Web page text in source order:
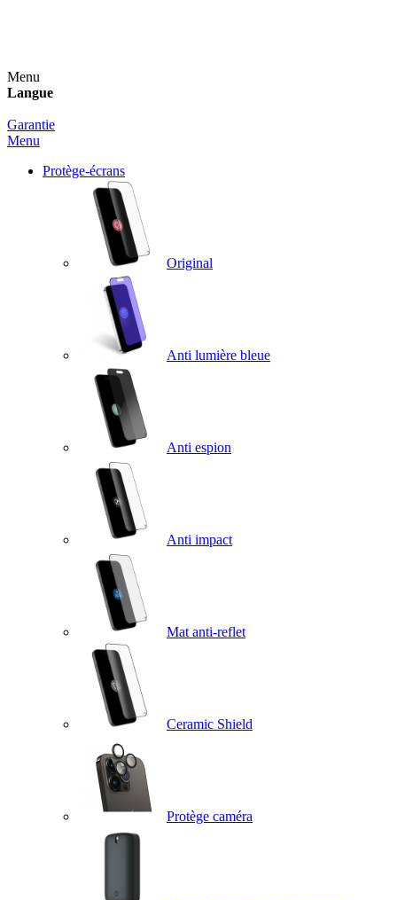
Menu
Langue
Garantie
Menu
Protège-écrans
Original
Anti lumière bleue
Anti espion
Anti impact
Mat anti-reflet
Ceramic Shield
Protège caméra